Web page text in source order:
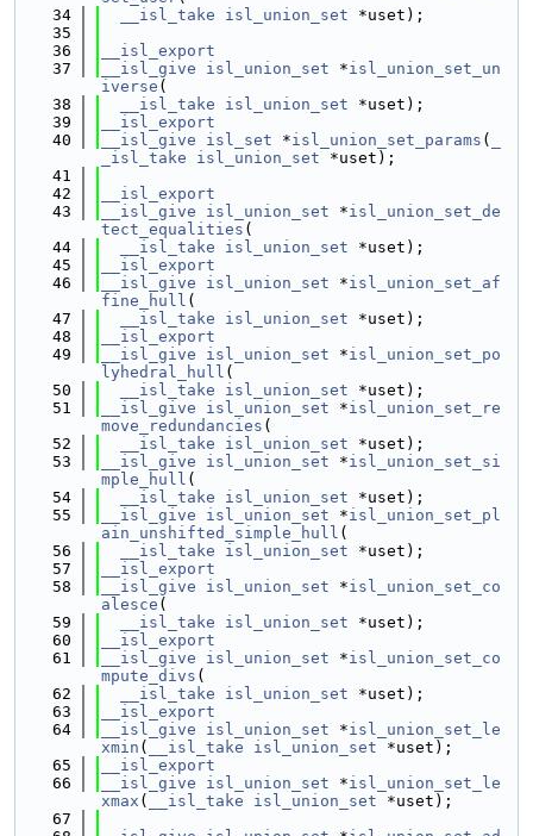
   34
__isl_take isl_union_set *uset);
   35
   36
__isl_export
   37
__isl_give isl_union_set *isl_union_set_un
iverse (
   38
__isl_take isl_union_set *uset);
   39
__isl_export
   40
__isl_give isl_set *isl_union_set_params (
_isl_take
isl_union_set *uset);
   41
   42
__isl_export
   43
__isl_give isl_union_set *isl_union_set_de
tect_equalities (
   44
__isl_take isl_union_set *uset);
   45
__isl_export
   46
__isl_give isl_union_set *isl_union_set_af
fine_hull (
   47
__isl_take isl_union_set *uset);
   48
__isl_export
   49
__isl_give isl_union_set *isl_union_set_po
lyhedral_hull (
   50
__isl_take isl_union_set *uset);
   51
__isl_give isl_union_set *isl_union_set_re
move_redundancies (
   52
__isl_take isl_union_set *uset);
   53
__isl_give isl_union_set *isl_union_set_si
mple_hull (
   54
__isl_take isl_union_set *uset);
   55
__isl_give isl_union_set *isl_union_set_pl
ain_unshifted_simple_hull (
   56
__isl_take isl_union_set *uset);
   57
__isl_export
   58
__isl_give isl_union_set *isl_union_set_co
alesce (
   59
__isl_take isl_union_set *uset);
   60
__isl_export
   61
__isl_give isl_union_set *isl_union_set_co
mpute_divs (
   62
__isl_take isl_union_set *uset);
   63
__isl_export
   64
__isl_give isl_union_set *isl_union_set_le
xmin ( __isl_take isl_union_set *uset);
   65
__isl_export
   66
__isl_give isl_union_set *isl_union_set_le
xmax ( __isl_take isl_union_set *uset);
   67